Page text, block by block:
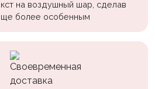
на воздушный шар, сделав
более особенным